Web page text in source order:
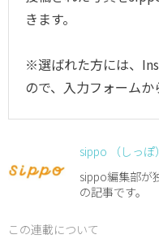
きます。
※選ばれた方には、
ので、入力フォームか
sippo （しっぽ）
sippo編集部が
の記事です。
この連載について